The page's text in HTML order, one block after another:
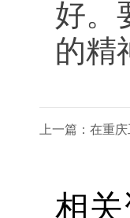
好。
的精
上一篇：在重
相